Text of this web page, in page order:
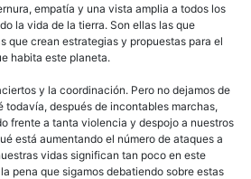
empatía y una vista amplia a todos los
la vida de la tierra. Son ellas las que
que crean estrategias y propuestas para el
habita este planeta.
y la coordinación. Pero no dejamos de
todavía, después de incontables marchas,
frente a tanta violencia y despojo a nuestros
está aumentando el número de ataques a
vidas significan tan poco en este
pena que sigamos debatiendo sobre estas